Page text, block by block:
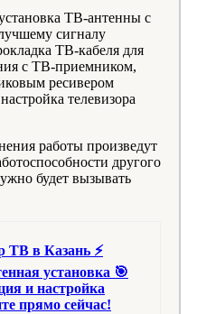
ТВ-антенны с
сигналу
ТВ-кабеля для
с ТВ-приемником,
ресивером
телевизора
работы произведут
другого
будет вызывать
ТВ в Казань ⚡
установка 🎯
и настройка
прямо сейчас!